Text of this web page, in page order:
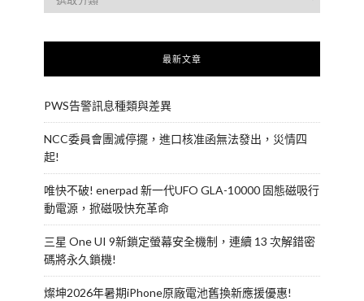
最新文章
PWS告警訊息種類與差異
NCC委員會團滅停擺，進口核准函無法發出，災情四
起!
唯快不破! enerpad 新一代UFO GLA-10000 固態磁吸行
動電源，掀磁吸快充革命
三星 One UI 9新鎖定螢幕安全機制，連續 13 次解錯密
碼將永久鎖機!
燦坤2026年暑期iPhone原廠電池舊換新應援優惠!